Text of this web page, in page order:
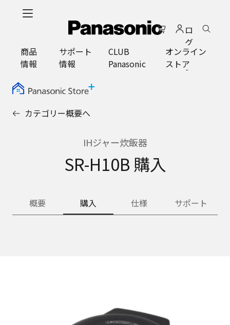
ロ
グ
イ
ン
商品
情報
サポート
情報
CLUB
Panasonic
オンライン
ストア
カテゴリー概要へ
IHジャー炊飯器
SR-H10B 購入
概要 購入 仕様 サポート